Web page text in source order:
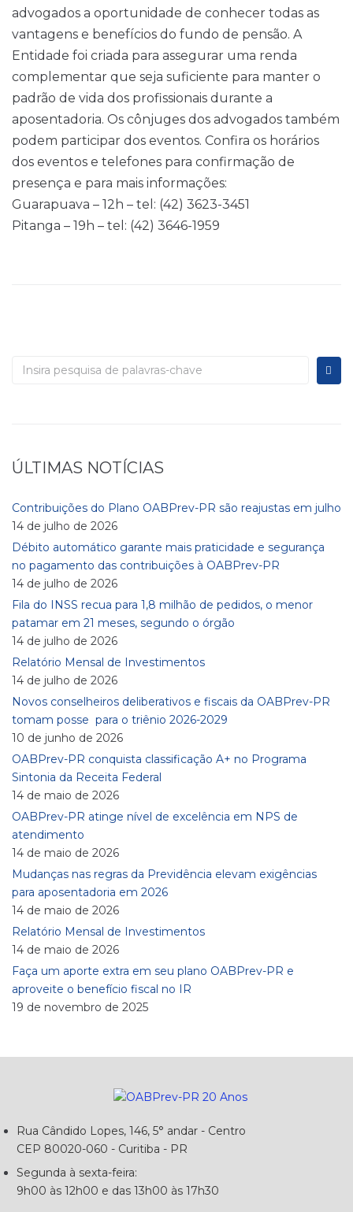
advogados a oportunidade de conhecer todas as
vantagens e benefícios do fundo de pensão. A
Entidade foi criada para assegurar uma renda
complementar que seja suficiente para manter o
padrão de vida dos profissionais durante a
aposentadoria. Os cônjuges dos advogados também
podem participar dos eventos. Confira os horários
dos eventos e telefones para confirmação de
presença e para mais informações:
Guarapuava – 12h – tel: (42) 3623-3451
Pitanga – 19h – tel: (42) 3646-1959
Procurar:
ÚLTIMAS NOTÍCIAS
Contribuições do Plano OABPrev-PR são reajustas em julho
14 de julho de 2026
Débito automático garante mais praticidade e segurança
no pagamento das contribuições à OABPrev-PR
14 de julho de 2026
Fila do INSS recua para 1,8 milhão de pedidos, o menor
patamar em 21 meses, segundo o órgão
14 de julho de 2026
Relatório Mensal de Investimentos
14 de julho de 2026
Novos conselheiros deliberativos e fiscais da OABPrev-PR
tomam posse para o triênio 2026-2029
10 de junho de 2026
OABPrev-PR conquista classificação A+ no Programa
Sintonia da Receita Federal
14 de maio de 2026
OABPrev-PR atinge nível de excelência em NPS de
atendimento
14 de maio de 2026
Mudanças nas regras da Previdência elevam exigências
para aposentadoria em 2026
14 de maio de 2026
Relatório Mensal de Investimentos
14 de maio de 2026
Faça um aporte extra em seu plano OABPrev-PR e
aproveite o benefício fiscal no IR
19 de novembro de 2025
Rua Cândido Lopes, 146, 5° andar - Centro
CEP 80020-060 - Curitiba - PR
Segunda à sexta-feira:
9h00 às 12h00 e das 13h00 às 17h30